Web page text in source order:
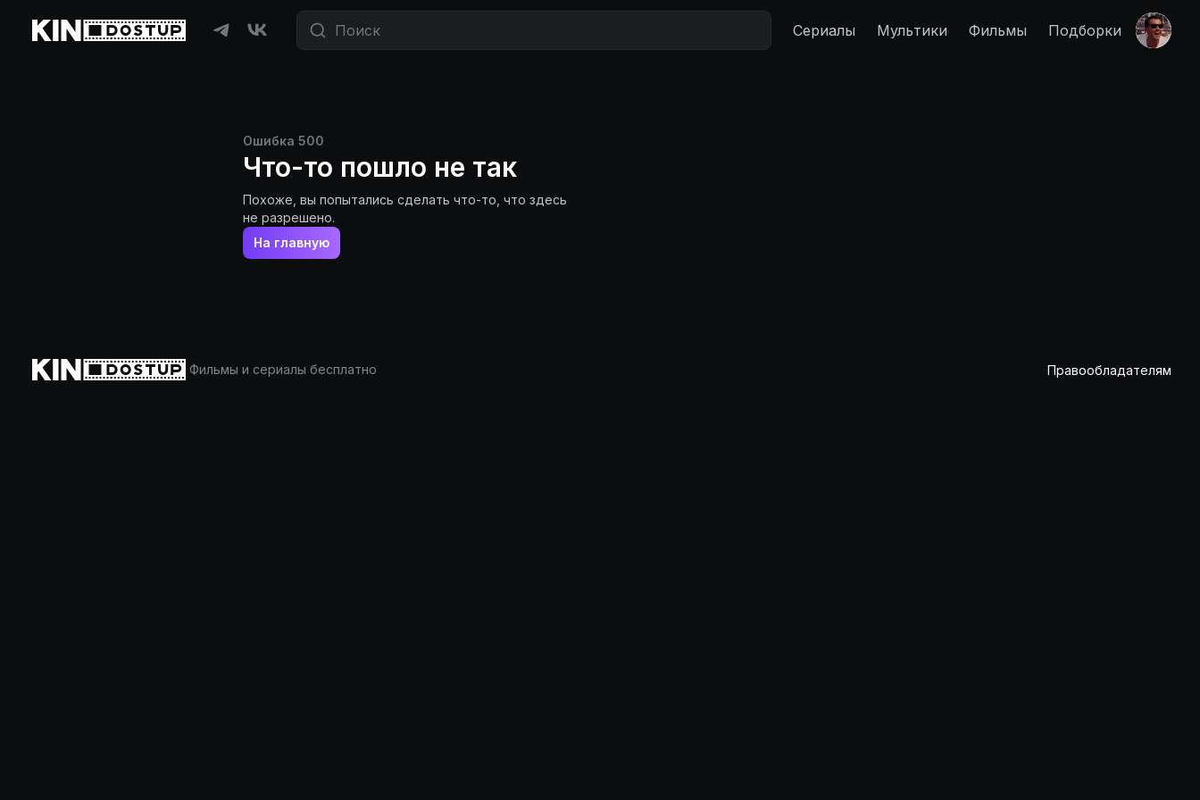
Сериалы Мультики Фильмы Подборки
Ошибка 500
Что-то пошло не так
Похоже, вы попытались сделать что-то, что здесь
не разрешено.
На главную
Фильмы и сериалы бесплатно Правообладателям